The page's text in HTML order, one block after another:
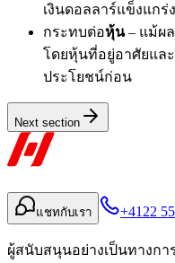
เงินดอลลาร์แข็งแกร่
กระทบต่อหุ้น– แม้ผล
โดยหุ้นที่อยู่อาศัยแล
ประโยชน์ก่อน
Next section
แชทกับเรา +4122
ผู้สนับสนุนอย่างเป็นทางกา